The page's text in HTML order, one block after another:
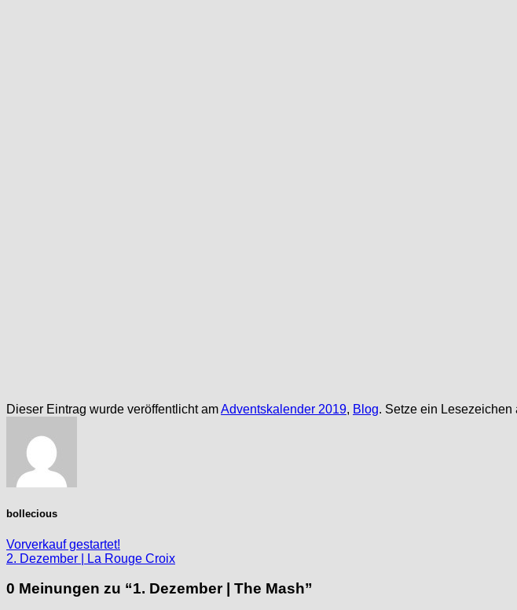
Dieser Eintrag wurde veröffentlicht amAdventskalender 2019, Blog. Setze ein Lesezeichen
bollecious
Vorverkauf gestartet!
2. Dezember | La Rouge Croix
0 Meinungen zu “1. Dezember | The Mash”